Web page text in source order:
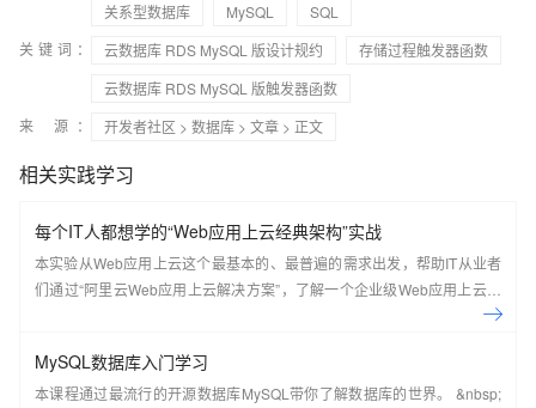
关系型数据库
MySQL
SQL
关键词：
云数据库 RDS MySQL 版设计规约
存储过程触发器函数
云数据库 RDS MySQL 版触发器函数
来 源：
开发者社区 > 数据库 > 文章 > 正文
相关实践学习
每个IT人都想学的“Web应用上云经典架构”实战
本实验从Web应用上云这个最基本的、最普遍的需求出发，帮助IT从业者
们通过“阿里云Web应用上云解决方案”，了解一个企业级Web应用上云的
MySQL数据库入门学习
本课程通过最流行的开源数据库MySQL带你了解数据库的世界。 &nbsp;